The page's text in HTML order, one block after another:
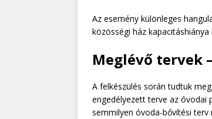
Az esemény különleges
közösségi ház
Meglévő tervek
A felkészülés során tudtuk
engedélyezett terve az óvodai
semmilyen óvoda-bővítési terv